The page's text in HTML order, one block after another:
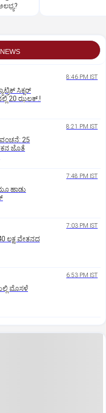
8:46 PM IST
ಸಿಕ್ಸರ್‌
20 ಝಲಕ್.!‌
8:21 PM IST
25
ಜೊತೆ
7:48 PM IST
ಹಾಡು
7:03 PM IST
ಲಕ್ಷ ವೇತನದ
6:53 PM IST
ಮೊಸಳೆ